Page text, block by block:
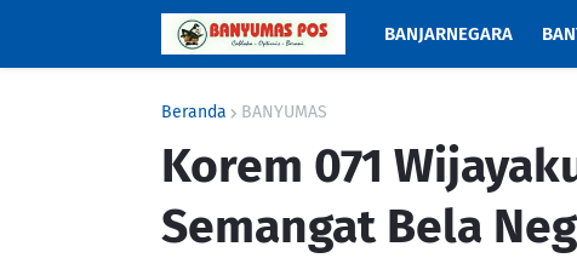
BANJARNEGARA
Beranda BANYUMAS
Korem 071
Semangat Bela